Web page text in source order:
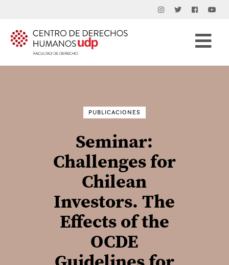
PUBLICACIONES
Seminar:
Challenges for
Chilean
Investors. The
Effects of the
OCDE